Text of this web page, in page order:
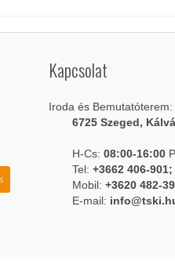
Kapcsolat
Iroda és Bemutatóterem:
6725 Szeged,
H-Cs: 08:00-16:00
Tel: +3662 406-901;
Mobil: +3620 482-
E-mail: